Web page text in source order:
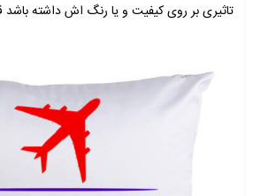
تاثیری بر روی کیفیت و یا رنگ اش داشته